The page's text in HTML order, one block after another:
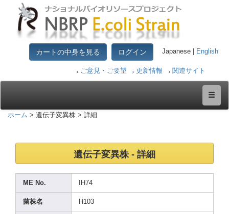
カートの中身を見る ログイン Japanese | English
ご意見・ご要望 更新情報 関連サイト
ホーム > 遺伝子変異株 > 詳細
遺伝子変異株 - 詳細
ME No. IH74
菌株名 H103